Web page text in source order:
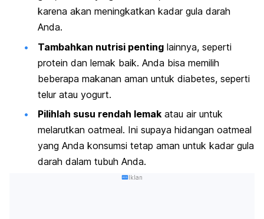
karena akan meningkatkan kadar gula darah
Anda.
Tambahkan nutrisi penting lainnya, seperti
protein dan lemak baik. Anda bisa memilih
beberapa makanan aman untuk diabetes, seperti
telur atau yogurt.
Pilihlah susu rendah lemak atau air untuk
melarutkan oatmeal. Ini supaya hidangan oatmeal
yang Anda konsumsi tetap aman untuk kadar gula
darah dalam tubuh Anda.
Iklan